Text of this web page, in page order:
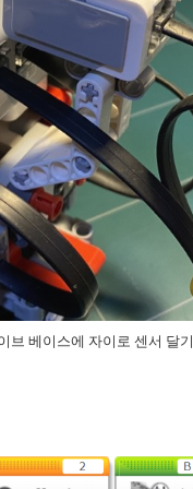
브 베이스에 자이로 센서 달기